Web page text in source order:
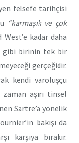
felsefe tarihçisi
“karmaşık ve çok
kadar daha
gibi birinin tek bir
gerçeğidir.
kendi varoluşçu
aşırı tinsel
Sartre’a yönelik
bakışı da
karşıya bırakır.